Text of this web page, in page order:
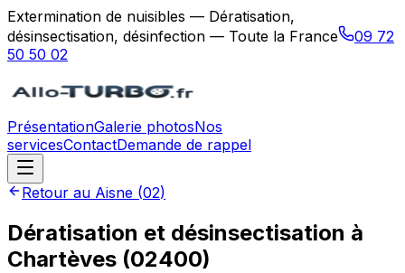
Extermination de nuisibles — Dératisation,
désinsectisation, désinfection — Toute la France
09 72
50 50 02
PrésentationGalerie photosNos
servicesContactDemande de rappel
Retour au Aisne (02)
Dératisation et désinsectisation à
Chartèves (02400)